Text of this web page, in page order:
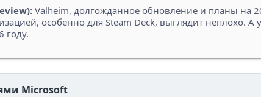
Valheim, долгожданное обновление и планы на
особенно для Steam Deck, выглядит неплохо. А
году.
Microsoft